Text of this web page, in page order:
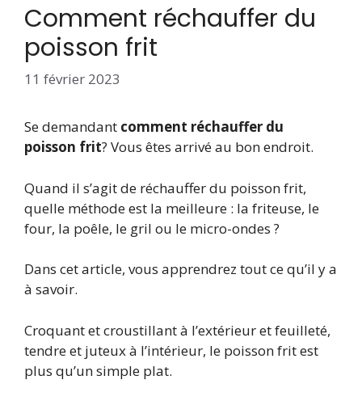
Comment réchauffer du
poisson frit
11 février 2023
Se demandant comment réchauffer du
poisson frit? Vous êtes arrivé au bon endroit.
Quand il s’agit de réchauffer du poisson frit,
quelle méthode est la meilleure : la friteuse, le
four, la poêle, le gril ou le micro-ondes ?
Dans cet article, vous apprendrez tout ce qu’il y a
à savoir.
Croquant et croustillant à l’extérieur et feuilleté,
tendre et juteux à l’intérieur, le poisson frit est
plus qu’un simple plat.